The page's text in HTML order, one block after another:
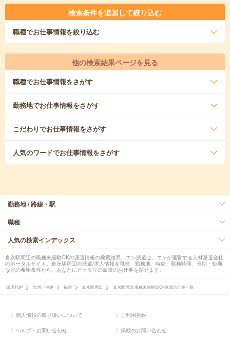
検索条件を追加して絞り込む
職種でお仕事情報を絞り込む
他の検索結果ページを見る
職種でお仕事情報をさがす
勤務地でお仕事情報をさがす
こだわりでお仕事情報をさがす
人気のワードでお仕事情報をさがす
勤務地 / 路線・駅
職種
人気の検索インデックス
倉永駅周辺の職種未経験OKの派遣情報の検索結果。エン派遣は、エンが運営する人材派遣会社
のポータルサイト。倉永駅周辺の派遣/求人情報を職種、勤務地、時給、勤務時間、長期・短期
などの希望条件から、あなたにピッタリの派遣のお仕事を探せます。
派遣TOP 九州・沖縄 福岡 倉永駅周辺 倉永駅周辺 職種未経験OKの派遣の仕事一覧
個人情報の取り扱いについて ご利用規約
ヘルプ・お問い合わせ 掲載のお問い合わせ